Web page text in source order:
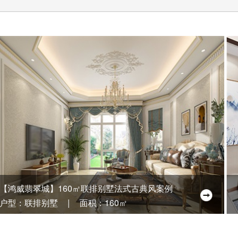
【鸿威翡翠城】160㎡联排别墅法式古典风案例
户型：联排别墅 | 面积：160㎡